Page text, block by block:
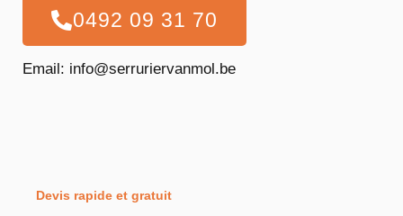
0492 09 31 70
Email: info@serruriervanmol.be
Devis rapide et gratuit